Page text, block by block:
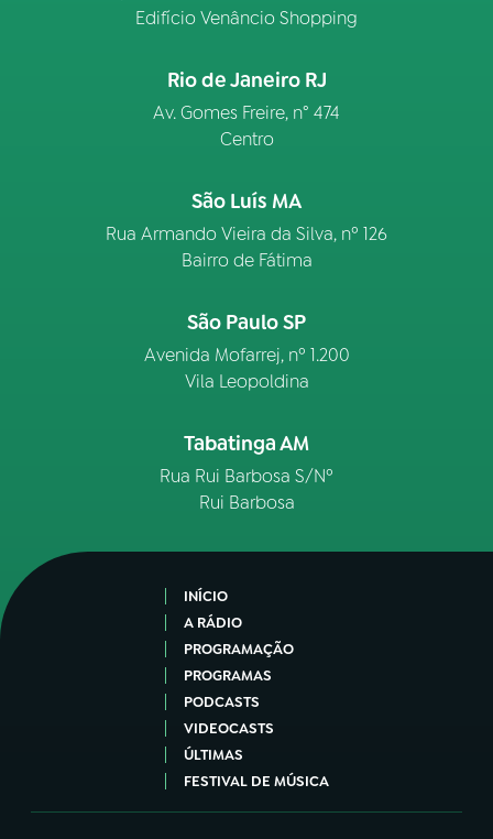
Edifício Venâncio Shopping
Rio de Janeiro RJ
Av. Gomes Freire, n° 474
Centro
São Luís MA
Rua Armando Vieira da Silva, nº 126
Bairro de Fátima
São Paulo SP
Avenida Mofarrej, nº 1.200
Vila Leopoldina
Tabatinga AM
Rua Rui Barbosa S/Nº
Rui Barbosa
INÍCIO
A RÁDIO
PROGRAMAÇÃO
PROGRAMAS
PODCASTS
VIDEOCASTS
ÚLTIMAS
FESTIVAL DE MÚSICA